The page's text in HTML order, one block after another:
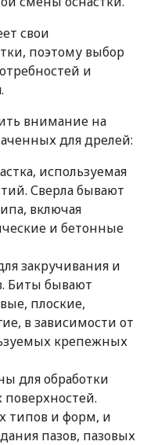
свои
поэтому выбор
и
внимание на
для дрелей:
используемая
Сверла бывают
включая
и бетонные
закручивания и
Биты бывают
плоские,
в зависимости от
крепежных
для обработки
типов и форм, и
пазов, пазовых